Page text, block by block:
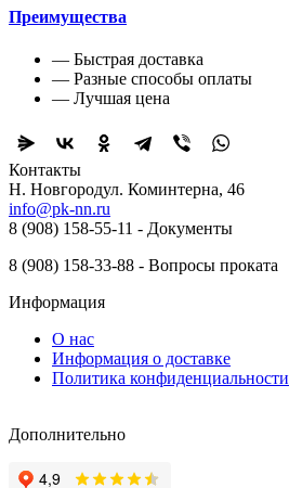
Преимущества
— Быстрая доставка
— Разные способы оплаты
— Лучшая цена
Контакты
Н. Новгород ​ул. Коминтерна, 46
info@pk-nn.ru
8 (908) 158-55-11 - Документы
8 (908) 158-33-88 - Вопросы проката
Информация
О нас
Информация о доставке
Политика конфиденциальности
Дополнительно